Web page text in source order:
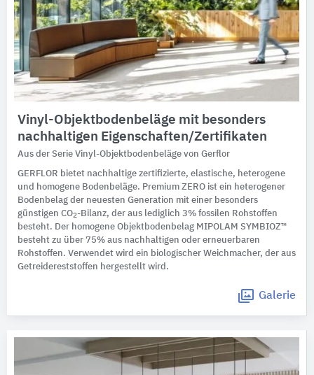
Vinyl-Objektbodenbeläge mit besonders
nachhaltigen Eigenschaften/Zertifikaten
Aus der Serie Vinyl-Objektbodenbeläge von Gerflor
GERFLOR bietet nachhaltige zertifizierte, elastische, heterogene
und homogene Bodenbeläge. Premium ZERO ist ein heterogener
Bodenbelag der neuesten Generation mit einer besonders
günstigen CO2-Bilanz, der aus lediglich 3% fossilen Rohstoffen
besteht. Der homogene Objektbodenbelag MIPOLAM SYMBIOZ™
besteht zu über 75% aus nachhaltigen oder erneuerbaren
Rohstoffen. Verwendet wird ein biologischer Weichmacher, der aus
Getreidereststoffen hergestellt wird.
Galerie